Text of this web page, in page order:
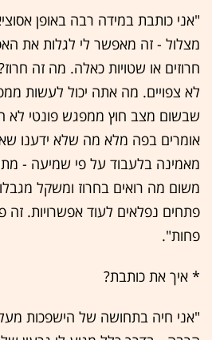
"אני כותבת במידה רבה באופן
מצלול - זה מאפשר לי לגלות את
חרוזים או שטויות כאלה. מה זה
לא צפויים. מה אתה יכול לעשות
שבשום מצב חוץ ממפגש פונטי לא
אומרים בפה מלא מה שלא ידענו
מאמינה בלעבוד על פי שמיעה -
משום מה רואים בחרוז ומשקל
פתחים נפלאים לעוד אפשרויות. זה
פחות".
* איך את כותבת?
"אני חיה בתחושה של הישפכות מעל